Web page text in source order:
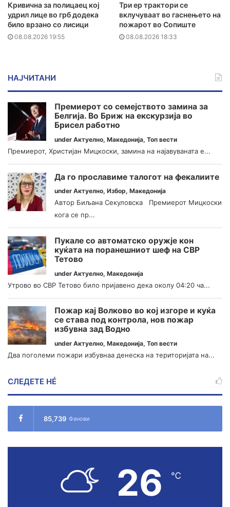
Кривична за полицаец кој
удрил лице во грб додека
било врзано со лисици
08.08.2026 19:55
Три ер трактори се
вклучуваат во гаснењето на
пожарот во Сопиште
08.08.2026 18:33
НАЈЧИТАНИ
Премиерот со семејството замина за
Белгија. Во Бриж на екскурзија во
Брисел работно
under Актуелно, Македонија, Топ вести
Премиерот, Христијан Мицкоски, замина на најавуваната е...
Да го прославиме талогот на фекалиите
under Актуелно, Избор, Македонија
Автор Биљана Секуловска Премиерот Мицкоски
кога се пр...
Пукале со автоматско оружје кон
куќата на поранешниот шеф на СВР
Тетово
under Актуелно, Македонија
Утрово во СВР Тетово било пријавено дека околу 04:20 ча...
Пожар кај Волково во кој изгоре и куќа
се става под контрола, нов пожар
избувна зад Водно
under Актуелно, Македонија, Топ вести
Два поголеми пожари избувнаа денеска на територијата на...
СЛЕДЕТЕ НÉ
85,739 Фанови
26 ℃